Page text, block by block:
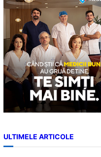
h
ULTIMELE ARTICOLE